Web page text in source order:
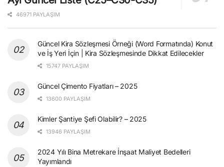
46971 PAYLAŞIM
Güncel Kira Sözleşmesi Örneği (Word Formatında) Konut
ve İş Yeri İçin | Kira Sözleşmesinde Dikkat Edilecekler
15747 PAYLAŞIM
Güncel Çimento Fiyatları – 2025
13600 PAYLAŞIM
Kimler Şantiye Şefi Olabilir? – 2025
13946 PAYLAŞIM
2024 Yılı Bina Metrekare İnşaat Maliyet Bedelleri
Yayımlandı